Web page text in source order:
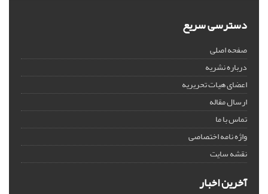
دسترسی سریع
صفحه اصلی
درباره نشریه
اعضای هیات تحریریه
ارسال مقاله
تماس با ما
واژه نامه اختصاصی
نقشه سایت
آخرین اخبار